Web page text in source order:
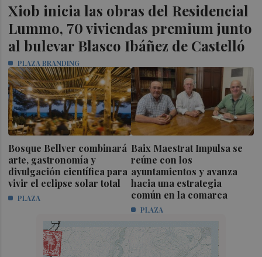
Xiob inicia las obras del Residencial
Lummo, 70 viviendas premium junto
al bulevar Blasco Ibáñez de Castelló
PLAZA BRANDING
Bosque Bellver combinará
arte, gastronomía y
divulgación científica para
vivir el eclipse solar total
PLAZA
Baix Maestrat Impulsa se
reúne con los
ayuntamientos y avanza
hacia una estrategia
común en la comarca
PLAZA